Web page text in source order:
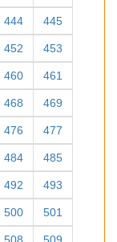
444 445
452 453
460 461
468 469
476 477
484 485
492 493
500 501